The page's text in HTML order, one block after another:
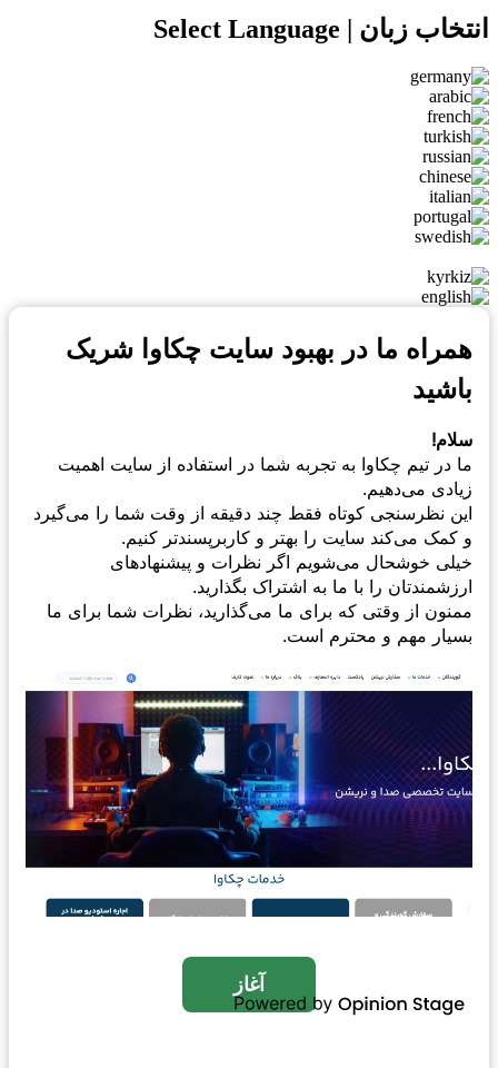
انتخاب زبان | Select Language